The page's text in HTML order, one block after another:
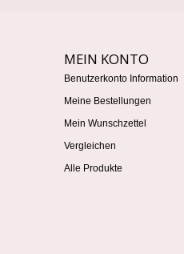
MEIN KONTO
Benutzerkonto Information
Meine Bestellungen
Mein Wunschzettel
Vergleichen
Alle Produkte